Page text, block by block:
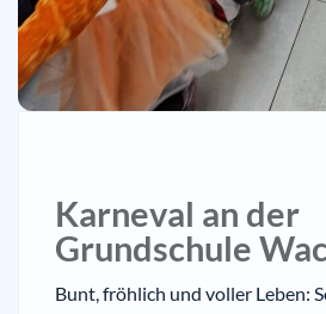
Karneval an der
Grundschule
Bunt, fröhlich und voller Leben: